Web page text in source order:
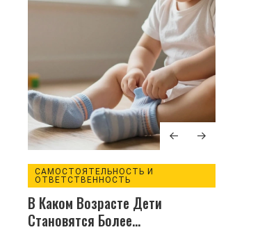
САМОСТОЯТЕЛЬНОСТЬ И
ОТВЕТСТВЕННОСТЬ
В Каком Возрасте Дети
Становятся Более